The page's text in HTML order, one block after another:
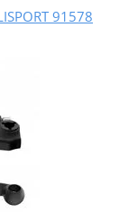
91578